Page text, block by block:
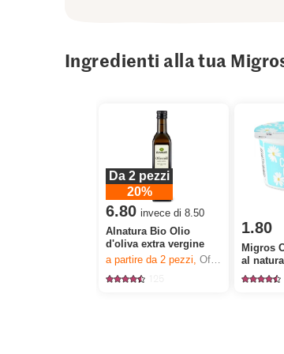
Ingredienti alla tua
Da 2 pezzi
20%
6.80 invece di 8.50
Alnatura Bio Olio
d'oliva extra vergine
a partire da 2pezzi,Offerta valida solo dal 6.8 al 12.8.2026, fino a esaurimento dello stock.
1.80
Migros
al